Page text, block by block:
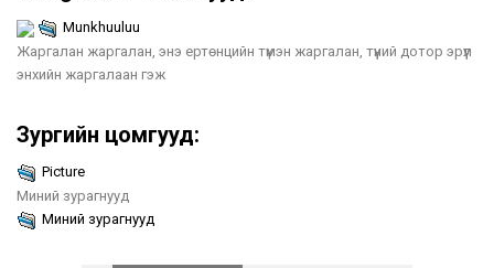
Munkhuuluu
Жаргалан жаргалан, энэ ертөнцийн түмэн жаргалан, түүний дотор эрүүл
энхийн жаргалаан гэж
Зургийн цомгууд:
Picture
Миний зурагнууд
Миний зурагнууд